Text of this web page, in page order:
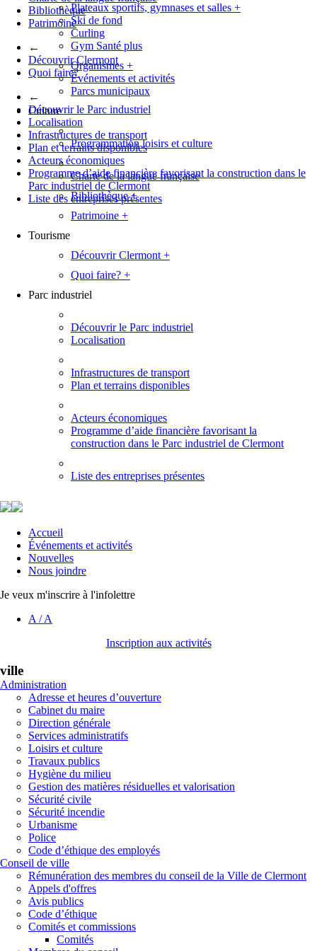
Bibliothèque
Patrimoine
←
Découvrir Clermont
Quoi faire?
←
Découvrir le Parc industriel
Localisation
Infrastructures de transport
Plan et terrains disponibles
Acteurs économiques
Programme d’aide financière favorisant la construction dans le
Parc industriel de Clermont
Liste des entreprises présentes
Plateaux sportifs, gymnases et salles +
Ski de fond
Curling
Gym Santé plus
Organismes +
Événements et activités
Parcs municipaux
Culture
Programmation loisirs et culture
Charte de la langue française
Bibliothèque+
Patrimoine +
Tourisme
Découvrir Clermont +
Quoi faire? +
Parc industriel
Découvrir le Parc industriel
Localisation
Infrastructures de transport
Plan et terrains disponibles
Acteurs économiques
Programme d’aide financière favorisant la
construction dans le Parc industriel de Clermont
Liste des entreprises présentes
Accueil
Événements et activités
Nouvelles
Nous joindre
Je veux m'inscrire à l'infolettre
A /A
Inscription aux activités
ville
Administration
Adresse et heures d’ouverture
Cabinet du maire
Direction générale
Services administratifs
Loisirs et culture
Travaux publics
Hygiène du milieu
Gestion des matières résiduelles et valorisation
Sécurité civile
Sécurité incendie
Urbanisme
Police
Code d’éthique des employés
Conseil de ville
Rémunération des membres du conseil de la Ville de Clermont
Appels d'offres
Avis publics
Code d’éthique
Comités et commissions
Comités